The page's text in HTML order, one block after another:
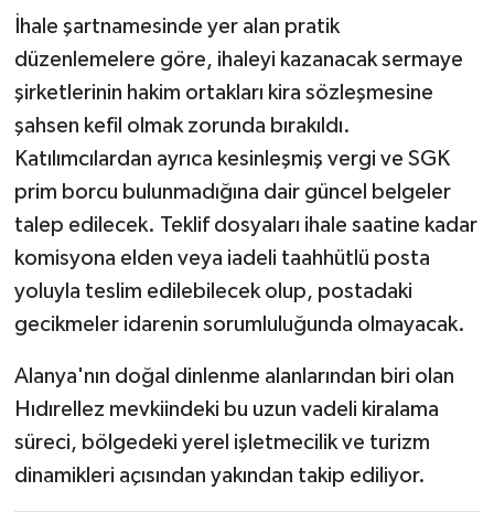
İhale şartnamesinde yer alan pratik
düzenlemelere göre, ihaleyi kazanacak sermaye
şirketlerinin hakim ortakları kira sözleşmesine
şahsen kefil olmak zorunda bırakıldı.
Katılımcılardan ayrıca kesinleşmiş vergi ve SGK
prim borcu bulunmadığına dair güncel belgeler
talep edilecek. Teklif dosyaları ihale saatine kadar
komisyona elden veya iadeli taahhütlü posta
yoluyla teslim edilebilecek olup, postadaki
gecikmeler idarenin sorumluluğunda olmayacak.
Alanya'nın doğal dinlenme alanlarından biri olan
Hıdırellez mevkiindeki bu uzun vadeli kiralama
süreci, bölgedeki yerel işletmecilik ve turizm
dinamikleri açısından yakından takip ediliyor.